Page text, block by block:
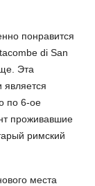
понравится
di San
Эта
является
по 6-ое
проживавшие
римский
места